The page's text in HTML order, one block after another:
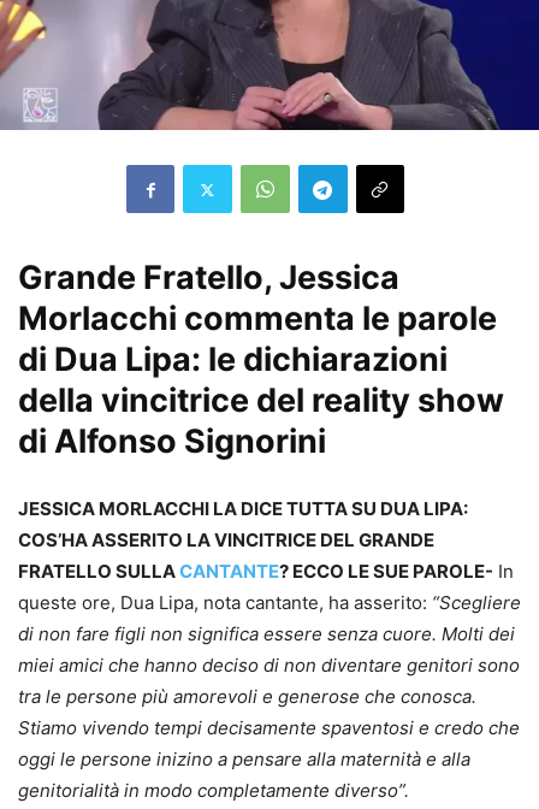
Grande Fratello, Jessica
Morlacchi commenta le parole
di Dua Lipa: le dichiarazioni
della vincitrice del reality show
di Alfonso Signorini
JESSICA MORLACCHI LA DICE TUTTA SU DUA LIPA:
COS’HA ASSERITO LA VINCITRICE DEL GRANDE
FRATELLO SULLACANTANTE? ECCO LE SUE PAROLE- In
queste ore, Dua Lipa, nota cantante, ha asserito: “Scegliere
di non fare figli non significa essere senza cuore. Molti dei
miei amici che hanno deciso di non diventare genitori sono
tra le persone più amorevoli e generose che conosca.
Stiamo vivendo tempi decisamente spaventosi e credo che
oggi le persone inizino a pensare alla maternità e alla
genitorialità in modo completamente diverso”.